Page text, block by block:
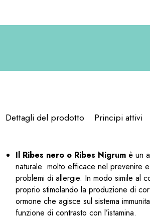
Dettagli del prodotto Principi attivi
Il Ribes nero o Ribes Nigrum è un
naturale molto efficace nel prevenire
problemi di allergie. In modo simile al
proprio stimolando la produzione di
ormone che agisce sul sistema
funzione di contrasto con l’istamina.